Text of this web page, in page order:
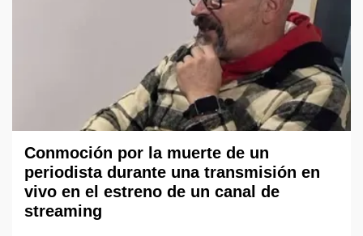
Conmoción por la muerte de un
periodista durante una transmisión en
vivo en el estreno de un canal de
streaming